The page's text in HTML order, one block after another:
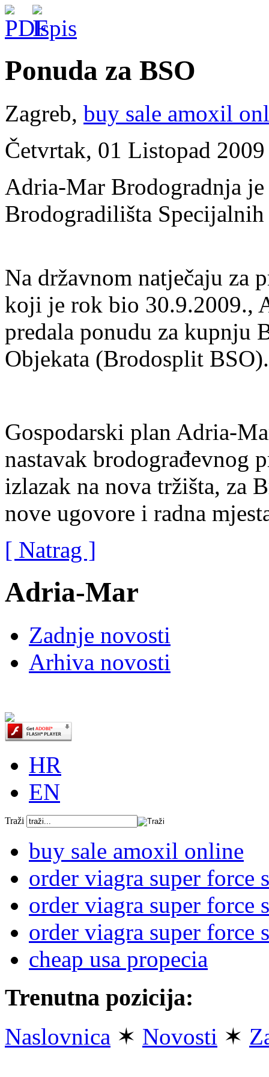
Ponuda za BSO
Zagreb, buy sale amoxil
Četvrtak, 01 Listopad
Adria-Mar Brodogradnja
Brodogradilišta
Na državnom natječaju za
koji je rok bio 30.9.2009.,
predala ponudu za kupnju
Objekata (Brodosplit BSO).
Gospodarski plan Adria-
nastavak brodograđevnog
izlazak na nova tržišta, za
nove ugovore i radna
[ Natrag ]
Adria-Mar
Zadnje novosti
Arhiva novosti
HR
EN
Traži
buy sale amoxil online
order viagra super force
order viagra super force
order viagra super force
cheap usa propecia
Trenutna pozicija:
Naslovnica ✶ Novosti ✶